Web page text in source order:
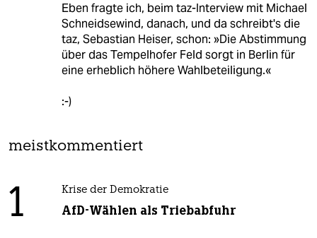
Eben fragte ich, beim taz-Interview mit Michael
Schneidsewind, danach, und da schreibt's die
taz, Sebastian Heiser, schon: »Die Abstimmung
über das Tempelhofer Feld sorgt in Berlin für
eine erheblich höhere Wahlbeteiligung.«
:-)
meistkommentiert
1 Krise der Demokratie
AfD-Wählen als Triebabfuhr